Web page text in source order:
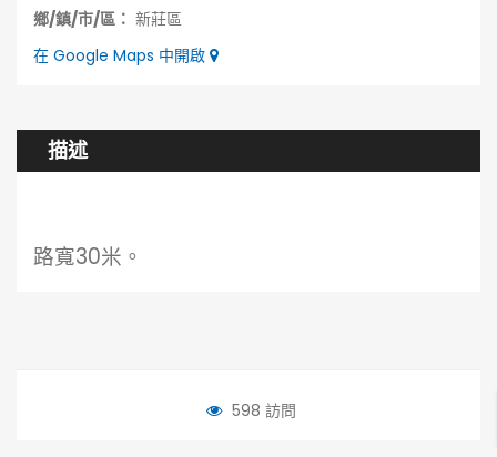
描述
路寬30米。
鄉/鎮/市/區： 新莊區
在 Google Maps 中開啟
598 訪問